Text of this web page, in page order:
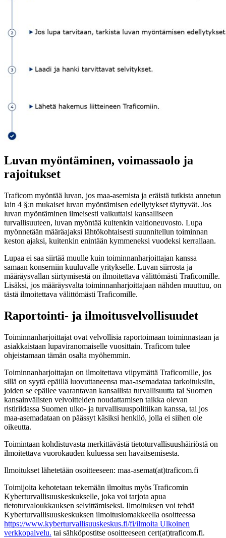
Luvan myöntäminen, voimassaolo ja
rajoitukset
Traficom myöntää luvan, jos maa-asemista ja eräistä tutkista annetun
lain 4 §:n mukaiset luvan myöntämisen edellytykset täyttyvät. Jos
luvan myöntäminen ilmeisesti vaikuttaisi kansalliseen
turvallisuuteen, luvan myöntää kuitenkin valtioneuvosto. Lupa
myönnetään määräajaksi lähtökohtaisesti suunnitellun toiminnan
keston ajaksi, kuitenkin enintään kymmeneksi vuodeksi kerrallaan.
Lupaa ei saa siirtää muulle kuin toiminnanharjoittajan kanssa
samaan konserniin kuuluvalle yritykselle. Luvan siirrosta ja
määräysvallan siirtymisestä on ilmoitettava välittömästi Traficomille.
Lisäksi, jos määräysvalta toiminnanharjoittajaan nähden muuttuu, on
tästä ilmoitettava välittömästi Traficomille.
Raportointi- ja ilmoitusvelvollisuudet
Toiminnanharjoittajat ovat velvollisia raportoimaan toiminnastaan ja
asiakkaistaan lupaviranomaiselle vuosittain. Traficom tulee
ohjeistamaan tämän osalta myöhemmin.
Toiminnanharjoittajan on ilmoitettava viipymättä Traficomille, jos
sillä on syytä epäillä luovuttaneensa maa-asemadataa tarkoituksiin,
joiden se epäilee vaarantavan kansallista turvallisuutta tai Suomen
kansainvälisten velvoitteiden noudattamisen taikka olevan
ristiriidassa Suomen ulko- ja turvallisuuspolitiikan kanssa, tai jos
maa-asemadataan on päässyt käsiksi henkilö, jolla ei siihen ole
oikeutta.
Toimintaan kohdistuvasta merkittävästä tietoturvallisuushäiriöstä on
ilmoitettava vuorokauden kuluessa sen havaitsemisesta.
Ilmoitukset lähetetään osoitteeseen: maa-asemat(at)traficom.fi
Toimijoita kehotetaan tekemään ilmoitus myös Traficomin
Kyberturvallisuuskeskukselle, joka voi tarjota apua
tietoturvaloukkauksen selvittämiseksi. Ilmoituksen voi tehdä
Kyberturvallisuuskeskuksen ilmoituslomakkeella osoitteessa
https://www.kyberturvallisuuskeskus.fi/fi/ilmoita Ulkoinen
verkkopalvelu. tai sähköpostitse osoitteeseen cert(at)traficom.fi.